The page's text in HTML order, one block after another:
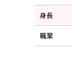
身長
職業